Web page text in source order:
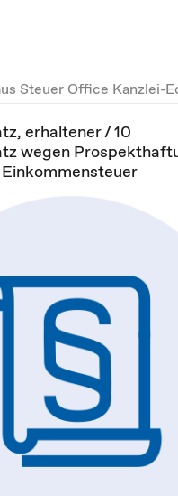
Steuer Office Kanzlei-
erhaltener / 10
wegen